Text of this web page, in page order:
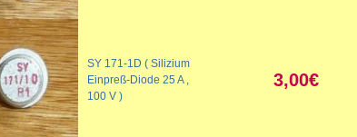
SY 171-1D ( Silizium
Einpreß-Diode 25 A ,
100 V )
3,00€